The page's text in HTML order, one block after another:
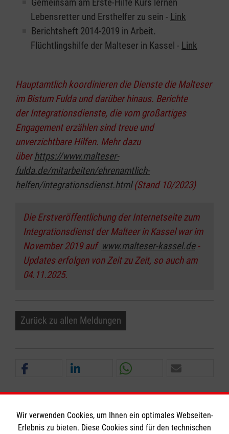
Lebensretter und Ersthelfer zu sein - Link
Berichtsheft 2014-2019 in Arbeit.
Flüchtlingshilfe der Malteser in Kassel - Link
Hauptamtlich koordinieren die Dienste die Malteser
im Bistum Fulda und darüber hinaus. Berichte
der Integrationsdienste, die vom großartiges
Engagement erzählen sind treue und
unverzichtbare Hilfen. Mehr dazu
überhttps://www.malteser-
fulda.de/mitarbeiten/ehrenamtlich-
helfen/integrationsdienst.html(Stand 10/2023)
Die Erstveröffentlichung der Internetseite zum
Integrationsdienst der Malteer in Kassel war im
November 2019 auf www.malteser-kassel.de-
Updates erfolgen von Zeit zu Zeit, so auch am
04.11.2025.
Zurück zu allen Meldungen
Wir verwenden Cookies, um Ihnen ein optimales Webseiten-
Erlebnis zu bieten. Diese Cookies sind für den technischen